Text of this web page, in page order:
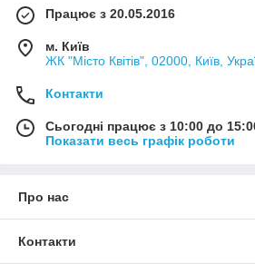
Працює з 20.05.2016
м. Київ
ЖК "Місто Квітів", 02000, Київ,
Контакти
Сьогодні працює з 10:00 до
Показати весь графік роботи
Про нас
Контакти